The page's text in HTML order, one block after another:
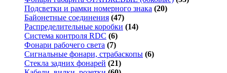
Подсветки и рамки номерного знака (20)
Байонетные соединения (47)
Распределительные коробки (14)
Система контроля RDC (6)
Фонари рабочего света (7)
Сигнальные фонари, страбаскопы (6)
Стекла задних фонарей (21)